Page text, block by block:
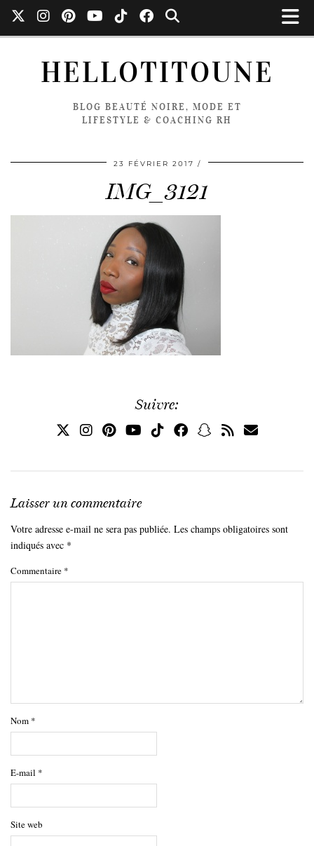
HELLOTITOUNE
BLOG BEAUTÉ NOIRE, MODE ET
LIFESTYLE & COACHING RH
23 FÉVRIER 2017
IMG_3121
Suivre:
Laisser un commentaire
Votre adresse e-mail ne sera pas publiée. Les champs obligatoires sont
indiqués avec *
Commentaire *
Nom *
E-mail *
Site web